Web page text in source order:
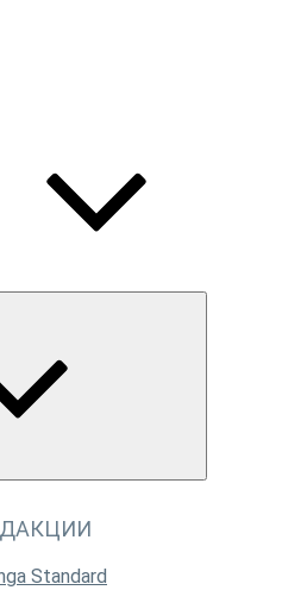
Standard